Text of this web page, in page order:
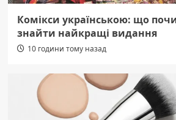
Комікси українською: що
знайти найкращі видання
10 години тому назад